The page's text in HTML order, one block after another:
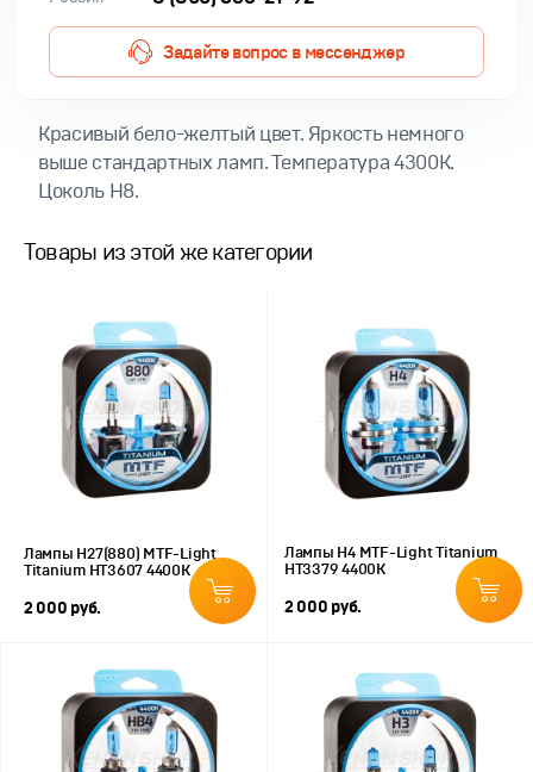
Задайте вопрос в мессенджер
Красивый бело-желтый цвет. Яркость немного
выше стандартных ламп. Температура 4300K.
Цоколь H8.
Товары из этой же категории
Лампы H27(880) MTF-Light
Titanium HT3607 4400K
2 000 руб.
Лампы H4 MTF-Light Titanium
HT3379 4400K
2 000 руб.